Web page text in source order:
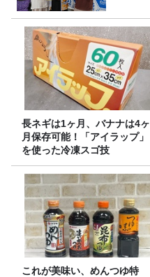
長ネギは1ヶ月、バナナは4ヶ
月保存可能！「アイラップ」
を使った冷凍スゴ技
これが美味い、めんつゆ特